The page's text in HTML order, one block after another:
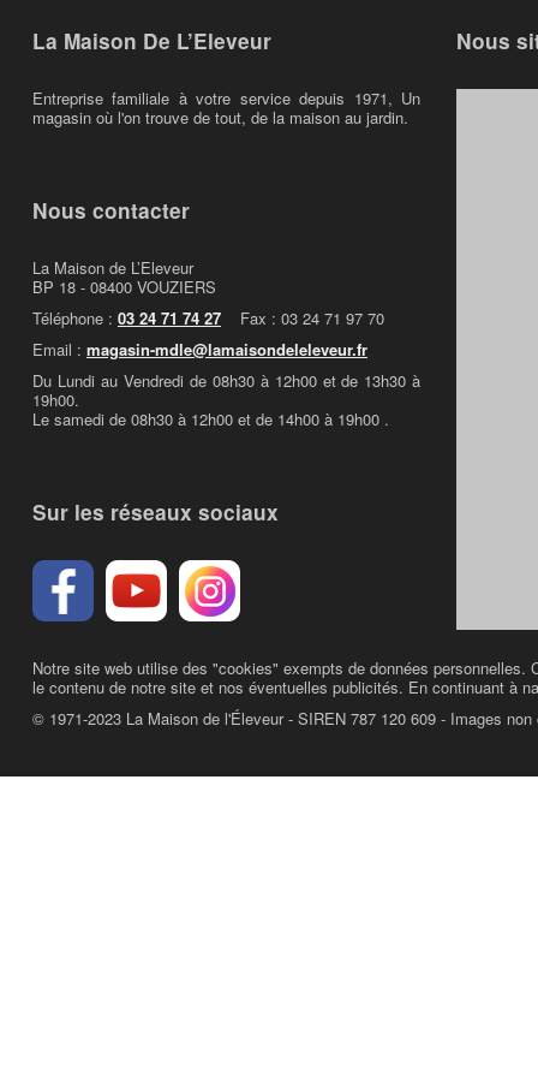
La Maison De L’Eleveur
Entreprise familiale à votre service depuis 1971, Un
magasin où l'on trouve de tout, de la maison au jardin.
Nous contacter
La Maison de L’Eleveur
BP 18 - 08400 VOUZIERS
Téléphone : 03 24 71 74 27 Fax : 03 24 71 97 70
Email : magasin-mdle@lamaisondeleleveur.fr
Du Lundi au Vendredi de 08h30 à 12h00 et de 13h30 à
19h00.
Le samedi de 08h30 à 12h00 et de 14h00 à 19h00 .
Sur les réseaux sociaux
Nous
Notre site web utilise des "cookies" exempts de données
le contenu de notre site et nos éventuelles publicités. En continuant à
© 1971-2023 La Maison de l'Éleveur - SIREN 787 120 609 - Images